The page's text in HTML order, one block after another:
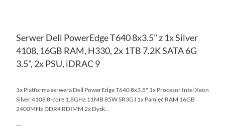
Serwer Dell PowerEdge T640 8x3.5" z 1x Silver
4108, 16GB RAM, H330, 2x 1TB 7.2K SATA 6G
3.5", 2x PSU, iDRAC 9
1x Platforma serwera Dell PowerEdge T640 8x3.5" 1x Procesor Intel Xeon
Silver 4108 8-core 1.8GHz 11MB 85W SR3GJ 1x Pamięć RAM 16GB
2400MHz DDR4 RDIMM 2x Dysk...